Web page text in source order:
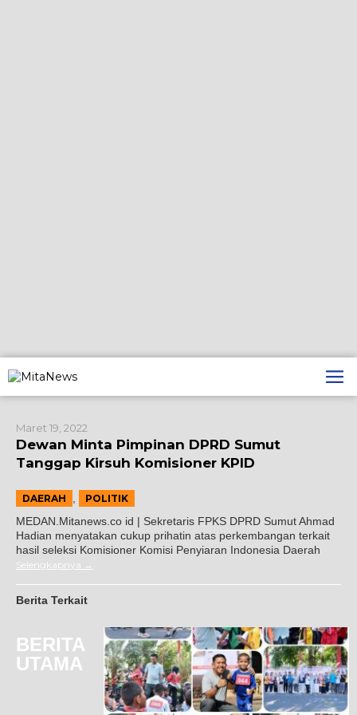
ke
konten
Maret 19, 2022
Dewan Minta Pimpinan DPRD Sumut
Tanggap Kirsuh Komisioner KPID
DAERAH POLITIK
MEDAN.Mitanews.co id | Sekretaris FPKS DPRD Sumut Ahmad
Hadian menyatakan cukup prihatin atas perkembangan terkait
hasil seleksi Komisioner Komisi Penyiaran Indonesia Daerah
Selengkapnya
Berita Terkait
BERITA
UTAMA